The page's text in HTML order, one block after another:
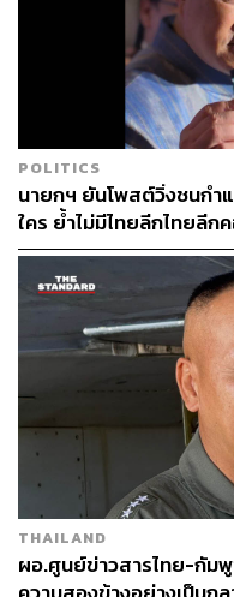
กองทัพบก
สภาความมั่นคงแห่
ชายแดนไทย-กัมพูช
บ้านหนองหญ้าแก้ว
นายกรัฐมนตรี
THE
กองบ
POLITICS
นายกฯ ยันโพสต์วิ่งชนกำ
ใคร ย้ำไม่มีไทยลีกไทยลีก
บุญยิ่ง
THAILAND
ผอ.ศูนย์ข่าวสารไทย-กัม